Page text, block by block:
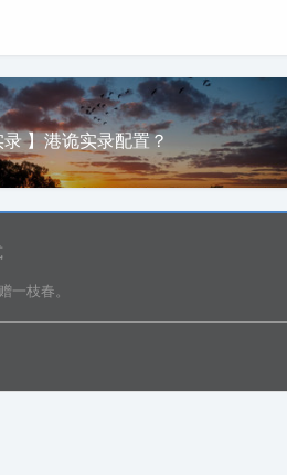
】港诡实录配置？
一枝春。